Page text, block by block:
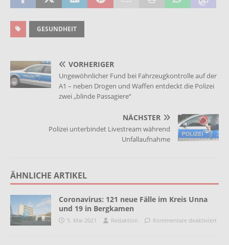
GESUNDHEIT
VORHERIGER
Ungewöhnlicher Fund bei Fahrzeugkontrolle auf der
A1 – neben Drogen und Waffen entdeckt die Polizei
zwei „blinde Passagiere“
NÄCHSTER
Polizei unterbindet Livestream während
Unfallaufnahme
ÄHNLICHE ARTIKEL
Coronavirus: 121 neue Fälle im Kreis Unna
und 19 in Bergkamen
5. Mai 2021 Redaktion Kommentare deaktiviert